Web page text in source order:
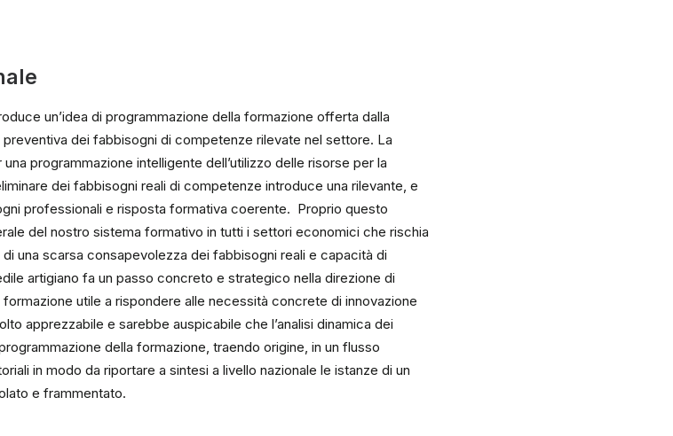
un’idea di programmazione della formazione offerta dalla
preventiva dei fabbisogni di competenze rilevate nel settore. La
programmazione intelligente dell’utilizzo delle risorse per la
dei fabbisogni reali di competenze introduce una rilevante, e
professionali e risposta formativa coerente. Proprio questo
del nostro sistema formativo in tutti i settori economici che rischia
una scarsa consapevolezza dei fabbisogni reali e capacità di
artigiano fa un passo concreto e strategico nella direzione di
utile a rispondere alle necessità concrete di innovazione
apprezzabile e sarebbe auspicabile che l’analisi dinamica dei
della formazione, traendo origine, in un flusso
in modo da riportare a sintesi a livello nazionale le istanze di un
e frammentato.